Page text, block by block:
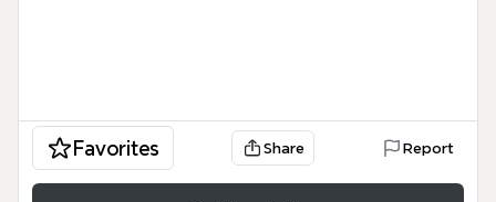
Favorites Share Report